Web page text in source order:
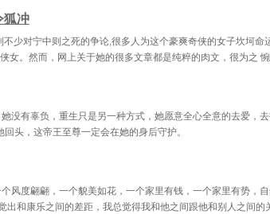
第六十二章 策划神秘仪式 第六十
第七十一章 稻草人钉耙猫
第七十七章 沃玛自然洞穴 第七十
狐冲
少对宁中则之死的争论,很多人为这个豪爽奇侠的女子坎坷命
女。然而，网上关于她的很多文章都是纯粹的肉文，很为之
没有辜负，重生只是另一种方式，她愿意全心全意的去爱，
头，这帝王至尊一定会在她的身后守护。
风度翩翩，一个貌美如花，一个家里有钱，一个家里有势，
出和康乐之间的差距，我总觉得我和他之间跟他和别人之间的